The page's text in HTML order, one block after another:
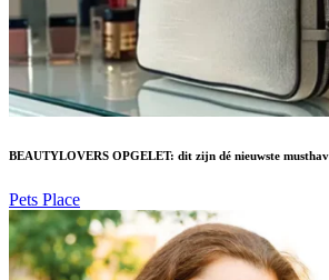
BEAUTYLOVERS OPGELET: dit zijn dé nieuwste
Pets Place